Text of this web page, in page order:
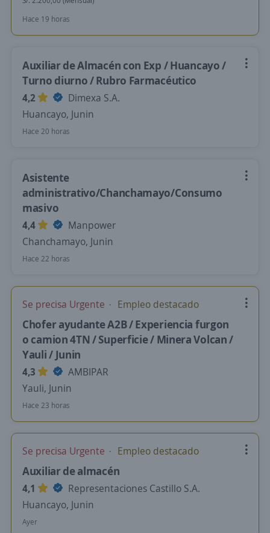
Hace 19 horas
Auxiliar de Almacén con Exp / Huancayo /
Turno diurno / Rubro Farmacéutico
4,2
Dimexa S.A.
Huancayo, Junin
Hace 20 horas
Asistente
administrativo/Chanchamayo/Consumo
masivo
4,4
Manpower
Chanchamayo, Junin
Hace 22 horas
Se precisa Urgente Empleo destacado
Chofer ayudante A2B / Experiencia furgon
o camion 4TN / Superficie / Minera Volcan /
Yauli / Junin
4,3
AMBIPAR
Yauli, Junin
Hace 23 horas
Se precisa Urgente Empleo destacado
Auxiliar de almacén
4,1
Representaciones Castillo S.A.
Huancayo, Junin
Ayer